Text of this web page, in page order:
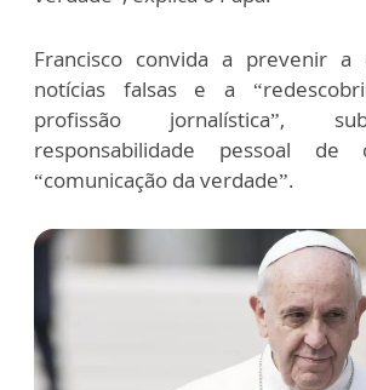
Francisco convida a prevenir a
notícias falsas e a
profissão jornalística”,
responsabilidade pessoal
“comunicação da verdade”.